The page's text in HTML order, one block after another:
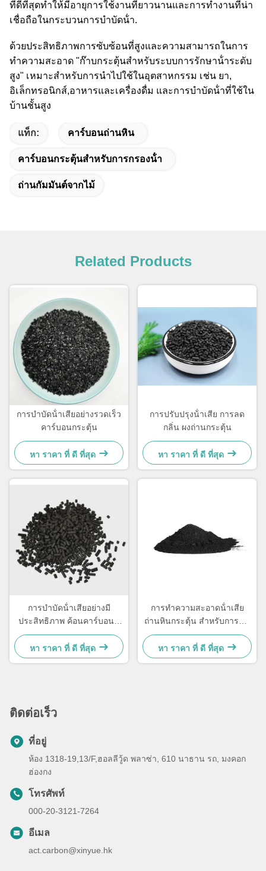
ที่ดีที่สุดทําให้มีอายุการใช้งานที่ยาวนานและการทํางานที่น่า
เชื่อถือในกระบวนการบําบัดน้ํา.
ด้วยประสิทธิภาพการซับซ้อนที่สูงและความสามารถในการ
ทําความสะอาด "ก๊าบกระตุ้นสําหรับระบบการรักษาน้ําระดับ
สูง" เหมาะสําหรับการนําไปใช้ในอุตสาหกรรม เช่น ยา,
อิเล็กทรอนิกส์,อาหารและเครื่องดื่ม และการบําบัดน้ําที่ใช้ใน
บ้านชั้นสูง
แท็ก: คาร์บอนถ่านหิน
คาร์บอนกระตุ้นสําหรับการกรองน้ํา
ถ่านกัมมันต์จากไม้
Related Products
การบําบัดน้ําเสียอย่างรวดเร็ว
คาร์บอนกระตุ้น
หา ราคา ที่ ดี ที่สุด
การปรับปรุงน้ําเสีย การลด
กลิ่น ผงถ่านกระตุ้น
หา ราคา ที่ ดี ที่สุด
การบําบัดน้ําเสียอย่างมี
ประสิทธิภาพ ค้อนคาร์บอนที่
ทํางาน
หา ราคา ที่ ดี ที่สุด
การทําความสะอาดน้ําเสีย
ถ่านหินกระตุ้น สําหรับการซับ
ซ้อนก๊าซอันตราย
หา ราคา ที่ ดี ที่สุด
ติดต่อเร็ว
ที่อยู่
ห้อง 1318-19,13/F,ฮอลลีวู้ด พลาซ่า, 610 นาธาน รถ, มงคอก
ฮ่องกง
โทรศัพท์
000-20-3121-7264
อีเมล
act.carbon@xinyue.hk